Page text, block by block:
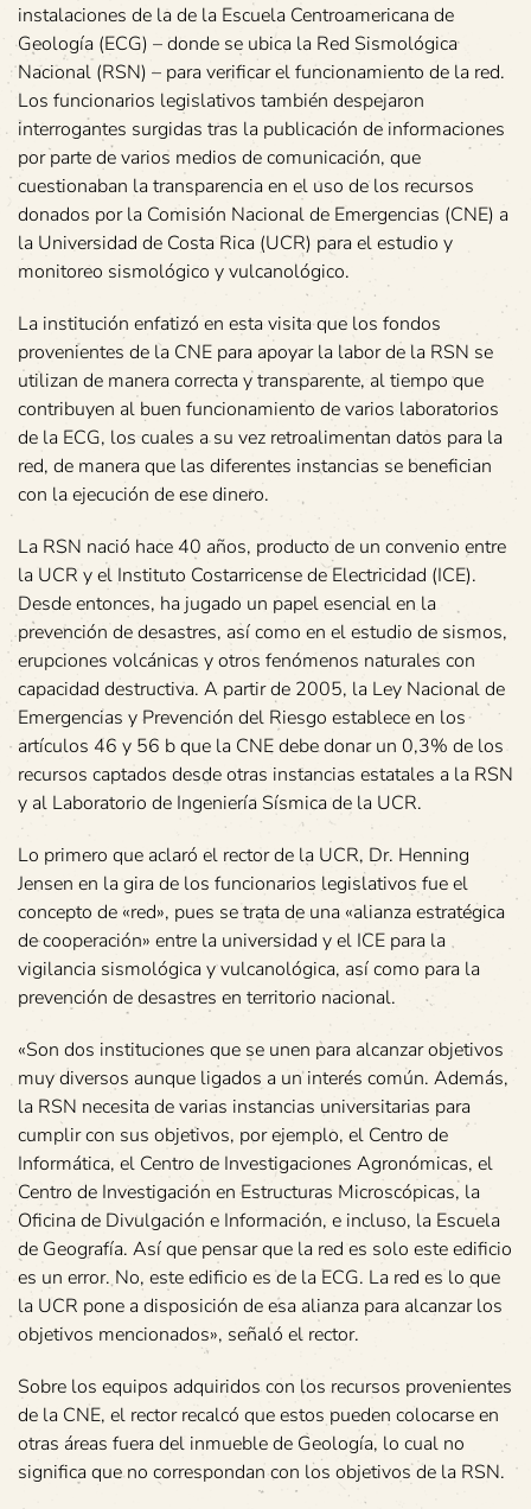
instalaciones de la de la Escuela Centroamericana de
Geología (ECG) – donde se ubica la Red Sismológica
Nacional (RSN) – para verificar el funcionamiento de la red.
Los funcionarios legislativos también despejaron
interrogantes surgidas tras la publicación de informaciones
por parte de varios medios de comunicación, que
cuestionaban la transparencia en el uso de los recursos
donados por la Comisión Nacional de Emergencias (CNE) a
la Universidad de Costa Rica (UCR) para el estudio y
monitoreo sismológico y vulcanológico.
La institución enfatizó en esta visita que los fondos
provenientes de la CNE para apoyar la labor de la RSN se
utilizan de manera correcta y transparente, al tiempo que
contribuyen al buen funcionamiento de varios laboratorios
de la ECG, los cuales a su vez retroalimentan datos para la
red, de manera que las diferentes instancias se benefician
con la ejecución de ese dinero.
La RSN nació hace 40 años, producto de un convenio entre
la UCR y el Instituto Costarricense de Electricidad (ICE).
Desde entonces, ha jugado un papel esencial en la
prevención de desastres, así como en el estudio de sismos,
erupciones volcánicas y otros fenómenos naturales con
capacidad destructiva. A partir de 2005, la Ley Nacional de
Emergencias y Prevención del Riesgo establece en los
artículos 46 y 56 b que la CNE debe donar un 0,3% de los
recursos captados desde otras instancias estatales a la RSN
y al Laboratorio de Ingeniería Sísmica de la UCR.
Lo primero que aclaró el rector de la UCR, Dr. Henning
Jensen en la gira de los funcionarios legislativos fue el
concepto de «red», pues se trata de una «alianza estratégica
de cooperación» entre la universidad y el ICE para la
vigilancia sismológica y vulcanológica, así como para la
prevención de desastres en territorio nacional.
«Son dos instituciones que se unen para alcanzar objetivos
muy diversos aunque ligados a un interés común. Además,
la RSN necesita de varias instancias universitarias para
cumplir con sus objetivos, por ejemplo, el Centro de
Informática, el Centro de Investigaciones Agronómicas, el
Centro de Investigación en Estructuras Microscópicas, la
Oficina de Divulgación e Información, e incluso, la Escuela
de Geografía. Así que pensar que la red es solo este edificio
es un error. No, este edificio es de la ECG. La red es lo que
la UCR pone a disposición de esa alianza para alcanzar los
objetivos mencionados», señaló el rector.
Sobre los equipos adquiridos con los recursos provenientes
de la CNE, el rector recalcó que estos pueden colocarse en
otras áreas fuera del inmueble de Geología, lo cual no
significa que no correspondan con los objetivos de la RSN.